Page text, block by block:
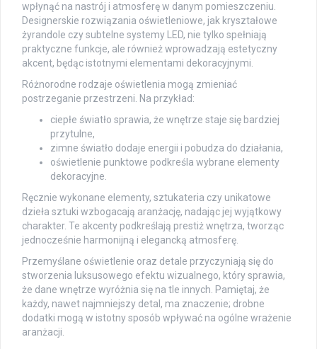
wpłynąć na nastrój i atmosferę w danym pomieszczeniu.
Designerskie rozwiązania oświetleniowe, jak kryształowe
żyrandole czy subtelne systemy LED, nie tylko spełniają
praktyczne funkcje, ale również wprowadzają estetyczny
akcent, będąc istotnymi elementami dekoracyjnymi.
Różnorodne rodzaje oświetlenia mogą zmieniać
postrzeganie przestrzeni. Na przykład:
ciepłe światło sprawia, że wnętrze staje się bardziej
przytulne,
zimne światło dodaje energii i pobudza do działania,
oświetlenie punktowe podkreśla wybrane elementy
dekoracyjne.
Ręcznie wykonane elementy, sztukateria czy unikatowe
dzieła sztuki wzbogacają aranżację, nadając jej wyjątkowy
charakter. Te akcenty podkreślają prestiż wnętrza, tworząc
jednocześnie harmonijną i elegancką atmosferę.
Przemyślane oświetlenie oraz detale przyczyniają się do
stworzenia luksusowego efektu wizualnego, który sprawia,
że dane wnętrze wyróżnia się na tle innych. Pamiętaj, że
każdy, nawet najmniejszy detal, ma znaczenie; drobne
dodatki mogą w istotny sposób wpływać na ogólne wrażenie
aranżacji.